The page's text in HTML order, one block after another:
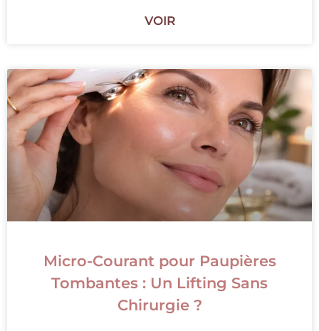
VOIR
Micro-Courant pour Paupières
Tombantes : Un Lifting Sans
Chirurgie ?